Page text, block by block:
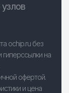
ochip.ru без
на
офертой.
и цена